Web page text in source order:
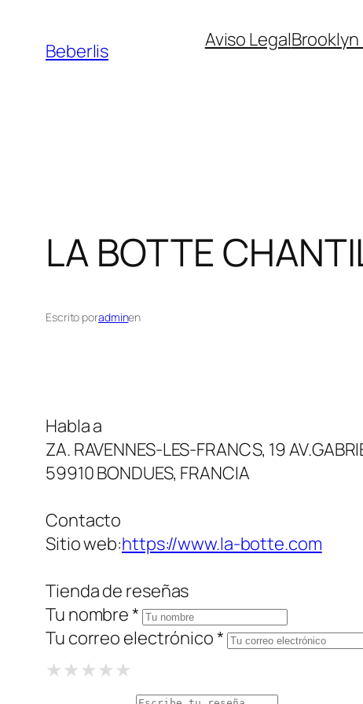
Beberlis Aviso Legal
LA BOTTE
Escrito poradminen
Habla a
ZA. RAVENNES-LES-FRANCS, 19
59910 BONDUES, FRANCIA
Contacto
Sitio web:https://www.la-botte.com
Tienda de reseñas
Tu nombre *
Tu correo electrónico *
★1 Star
★★2 Stars
★★★3 Stars
★★★★4 Stars
★★★★★